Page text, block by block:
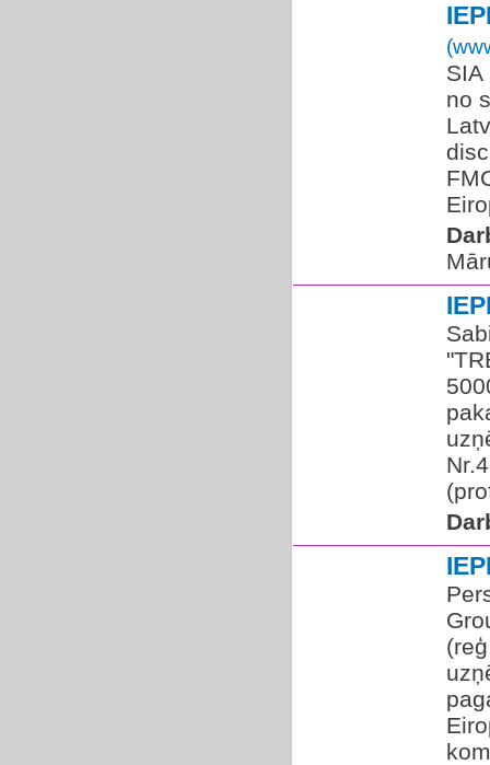
SIA
no